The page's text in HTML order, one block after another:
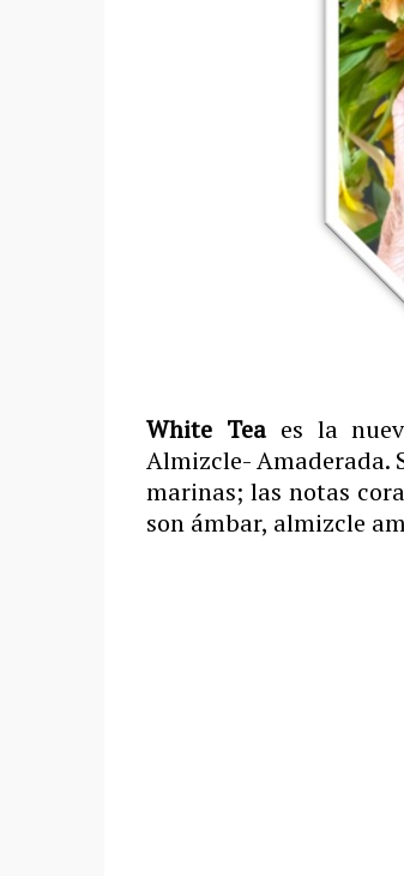
White Teaes la
Almizcle- Amaderada.
marinas; las notas
son ámbar, almizcle